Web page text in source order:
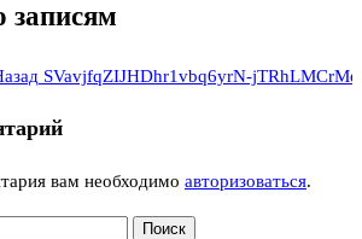
записям
SVavjfqZIJHDhr1vbq6yrN-
вам необходимо авторизоваться.